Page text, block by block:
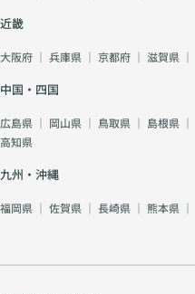
近畿
大阪府 ｜ 兵庫県 ｜ 京都府 ｜ 滋賀県 ｜
中国・四国
広島県 ｜ 岡山県 ｜ 鳥取県 ｜ 島根県 ｜
高知県
九州・沖縄
福岡県 ｜ 佐賀県 ｜ 長崎県 ｜ 熊本県 ｜